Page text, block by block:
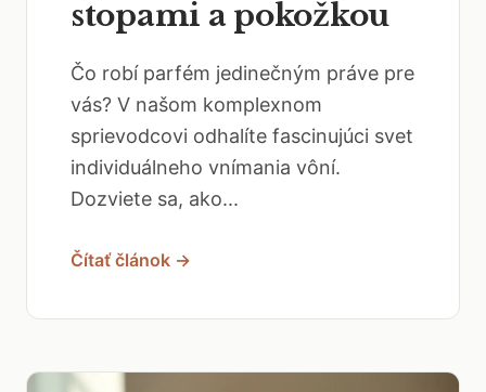
stopami a pokožkou
Čo robí parfém jedinečným práve pre
vás? V našom komplexnom
sprievodcovi odhalíte fascinujúci svet
individuálneho vnímania vôní.
Dozviete sa, ako...
Čítať článok →